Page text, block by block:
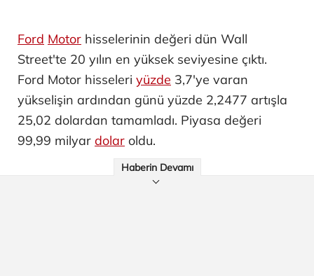
Ford Motor hisselerinin değeri dün Wall
Street'te 20 yılın en yüksek seviyesine çıktı.
Ford Motor hisseleri yüzde 3,7'ye varan
yükselişin ardından günü yüzde 2,2477 artışla
25,02 dolardan tamamladı. Piyasa değeri
99,99 milyar dolar oldu.
Haberin Devamı